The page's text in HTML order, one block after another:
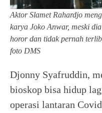
Aktor Slamet Rahardjo
karya Joko Anwar, meski
horor dan tidak pernah
foto DMS
Djonny Syafruddin,
bioskop bisa hidup
operasi lantaran